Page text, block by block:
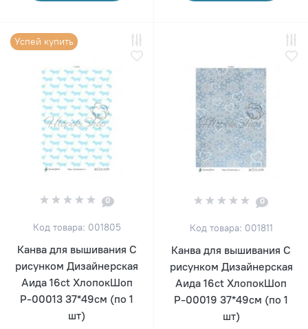
Успей купить
0
Код товара: 001805
Канва для вышивания С
рисунком Дизайнерская
Аида 16ct ХлопокШоп
Р-00013 37*49см (по 1
шт)
0
Код товара: 001811
Канва для вышивания С
рисунком Дизайнерская
Аида 16ct ХлопокШоп
Р-00019 37*49см (по 1
шт)